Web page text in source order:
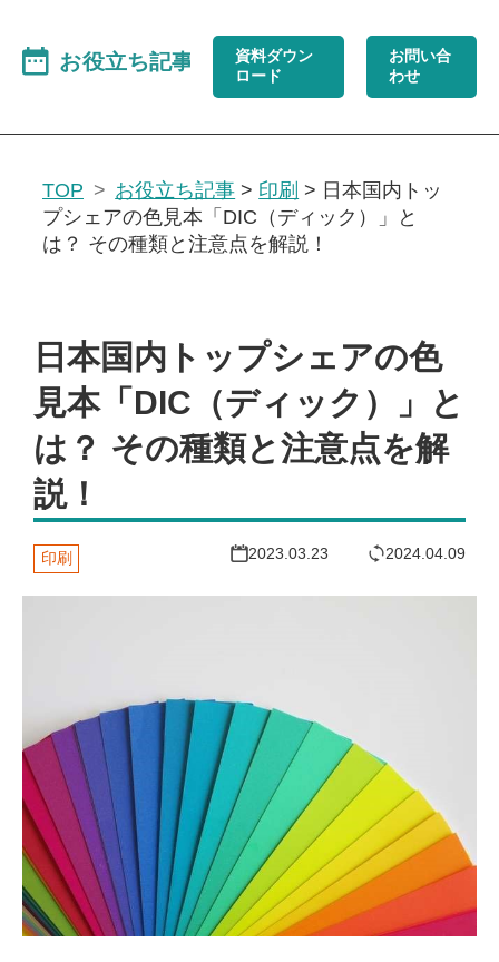
資料ダウン
ロード
お問い合
わせ
TOP お役立ち記事 > 印刷 > 日本国内トッ
プシェアの色見本「DIC（ディック）」と
は？ その種類と注意点を解説！
日本国内トップシェアの色
見本「DIC（ディック）」と
は？ その種類と注意点を解
説！
印刷 2023.03.23 2024.04.09